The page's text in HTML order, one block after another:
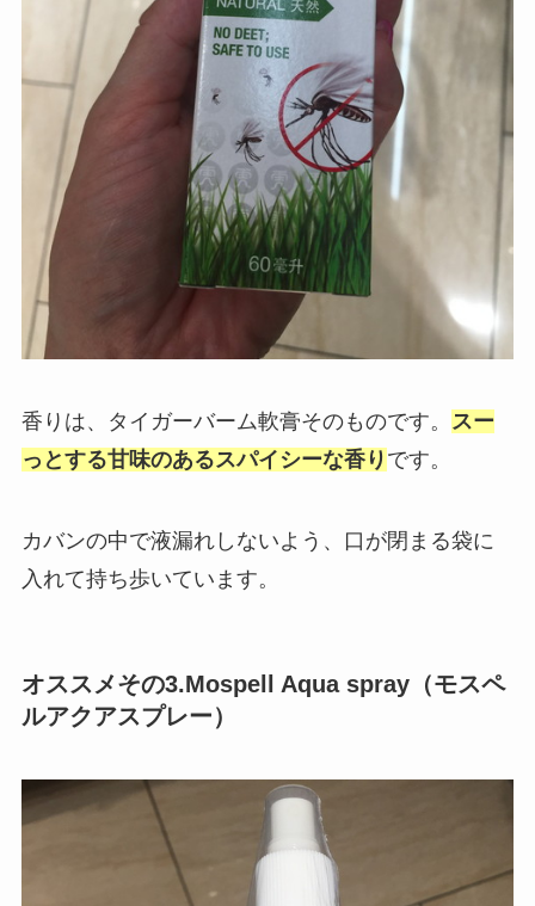
香りは、タイガーバーム軟膏そのものです。
スー
っとする甘味のあるスパイシーな香り です。
カバンの中で液漏れしないよう、口が閉まる袋に
入れて持ち歩いています。
オススメその3.Mospell Aqua spray（モスペ
ルアクアスプレー）